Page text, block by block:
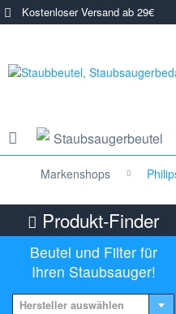
Kostenloser Versand ab 29€
Staubsaugerbeutel
Markenshops
Produkt-Finder
Beutel und Filter für
Ihren Staubsauger!
Hersteller auswählen